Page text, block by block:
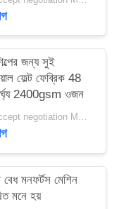
জন্য সুই
ফেল্ট ফেব্রিক 48
2400gsm ওজন
Price accept negotiation MOQ:এক পিসি
বেধ মনফর্টস মেশিন
মনে হয়